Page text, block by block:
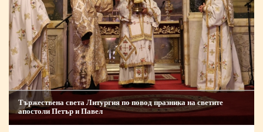
Тържествена света Литургия по повод празника на светите
апостоли Петър и Павел